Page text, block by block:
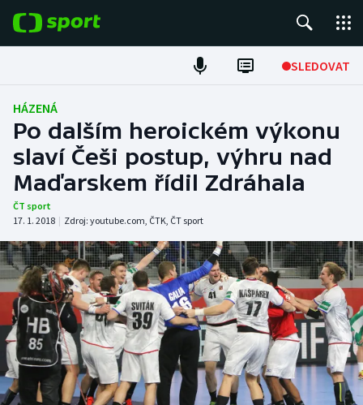
SLEDOVAT
Fotbal
Hokej
Tenis
Atletika
Cyklistika
DALŠÍ SPORTY
Americký fotbal
Baseball a softbal
NEPŘEHLÉDNĚTE
Soutěže
HÁZENÁ
Po dalším heroickém výkonu
slaví Češi postup, výhru nad
Maďarskem řídil Zdráhala
ČT sport
17. 1. 2018 | Zdroj: youtube.com, ČTK, ČT sport